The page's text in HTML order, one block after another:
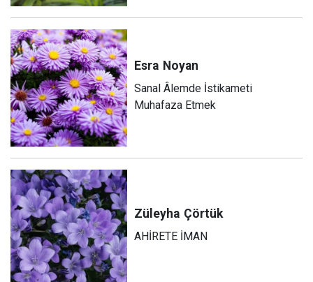
Esra Noyan
Sanal Âlemde İstikameti
Muhafaza Etmek
Züleyha Çörtük
AHİRETE İMAN